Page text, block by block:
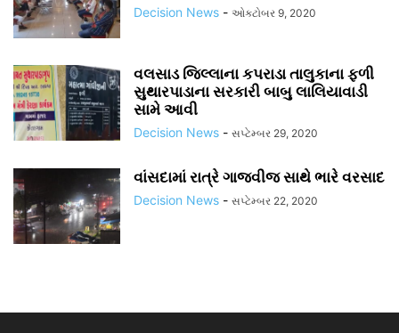
Decision News - ઓક્ટોબર 9, 2020
વલસાડ જિલ્લાના કપરાડા તાલુકાના ફળી
સુથારપાડાના સરકારી બાબુ લાલિયાવાડી
સામે આવી
Decision News - સપ્ટેમ્બર 29, 2020
વાંસદામાં રાત્રે ગાજવીજ સાથે ભારે વરસાદ
Decision News - સપ્ટેમ્બર 22, 2020